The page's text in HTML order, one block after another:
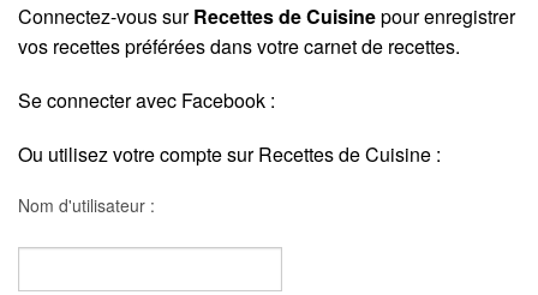
Connectez-vous surRecettes de Cuisinepour enregistrer
vos recettes préférées dans votre carnet de recettes.
Se connecter avec Facebook :
Ou utilisez votre compte sur Recettes de Cuisine :
Nom d'utilisateur :